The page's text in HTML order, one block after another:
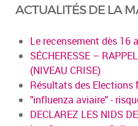
ACTUALITÉS DE LA
Le recensement dès 16
SÉCHERESSE –
(NIVEAU CRISE)
Résultats des Elections
"influenza aviaire" -
DECLAREZ LES NIDS